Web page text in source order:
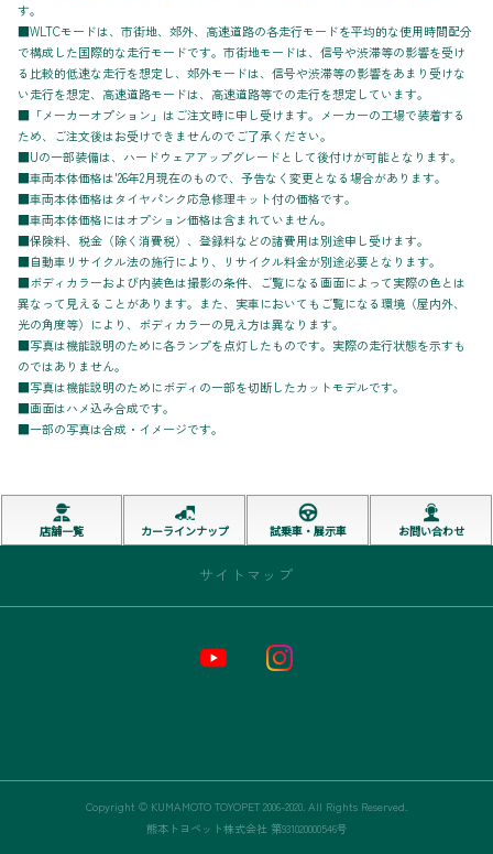
す。
■WLTCモードは、市街地、郊外、高速道路の各走行モードを平均的な使用時間配分
で構成した国際的な走行モードです。市街地モードは、信号や渋滞等の影響を受け
る比較的低速な走行を想定し、郊外モードは、信号や渋滞等の影響をあまり受けな
い走行を想定、高速道路モードは、高速道路等での走行を想定しています。
■「メーカーオプション」はご注文時に申し受けます。メーカーの工場で装着する
ため、ご注文後はお受けできませんのでご了承ください。
■Uの一部装備は、ハードウェアアップグレードとして後付けが可能となります。
■車両本体価格は'26年2月現在のもので、予告なく変更となる場合があります。
■車両本体価格はタイヤパンク応急修理キット付の価格です。
■車両本体価格にはオプション価格は含まれていません。
■保険料、税金（除く消費税）、登録料などの諸費用は別途申し受けます。
■自動車リサイクル法の施行により、リサイクル料金が別途必要となります。
■ボディカラーおよび内装色は撮影の条件、ご覧になる画面によって実際の色とは
異なって見えることがあります。また、実車においてもご覧になる環境（屋内外、
光の角度等）により、ボディカラーの見え方は異なります。
■写真は機能説明のために各ランプを点灯したものです。実際の走行状態を示すも
のではありません。
■写真は機能説明のためにボディの一部を切断したカットモデルです。
■画面はハメ込み合成です。
■一部の写真は合成・イメージです。
店舗一覧 カーラインナップ 試乗車・展示車 お問い合わせ
サイトマップ
Copyright © KUMAMOTO TOYOPET 2006-2020. All Rights Reserved.
熊本トヨペット株式会社 第931020000546号